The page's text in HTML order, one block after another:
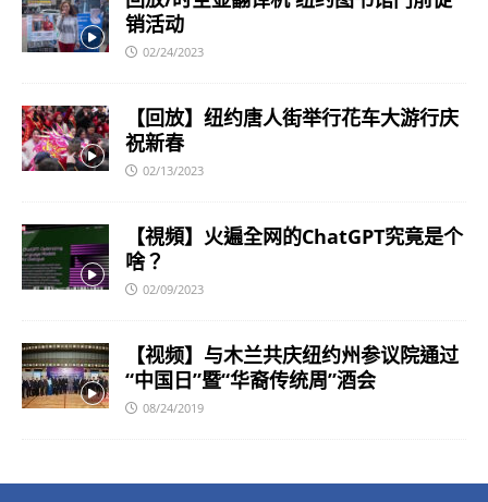
销活动
02/24/2023
【回放】纽约唐人街举行花车大游行庆
祝新春
02/13/2023
【視頻】火遍全网的ChatGPT究竟是个
啥？
02/09/2023
【视频】与木兰共庆纽约州参议院通过
“中国日”暨“华裔传统周”酒会
08/24/2019